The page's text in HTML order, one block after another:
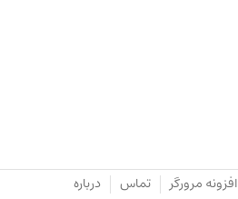
افزونه مرورگر تماس درباره